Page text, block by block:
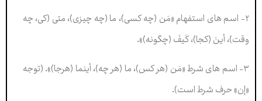
۲- اسم های استفهام «مَن (چه کسی)، ما (چه چیزی)، متی (کی، چه
وقت)، أینَ (کجا)، کَیفَ (چگونه)».
۳- اسم های شرط «مَن (هر کس)، ما (هر چه)، أینما (هرجا)». (توجه
«إن» حرف شرط است).